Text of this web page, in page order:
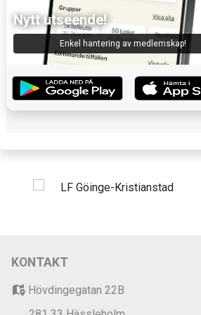
Nytt utseende!
Enkel hantering av medlemskap!
KONTAKT
Hövdingegatan 22B